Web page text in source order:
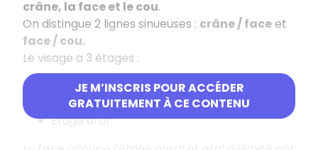
JE M’INSCRIS POUR ACCÉDER
GRATUITEMENT À CE CONTENU
crâne, la face et le cou.
On distingue 2 lignes sinueuses : crâne / faceet
face / cou.
Le visage a 3 étages :
Étage frontal crânien
Étage nasal
Étage oral